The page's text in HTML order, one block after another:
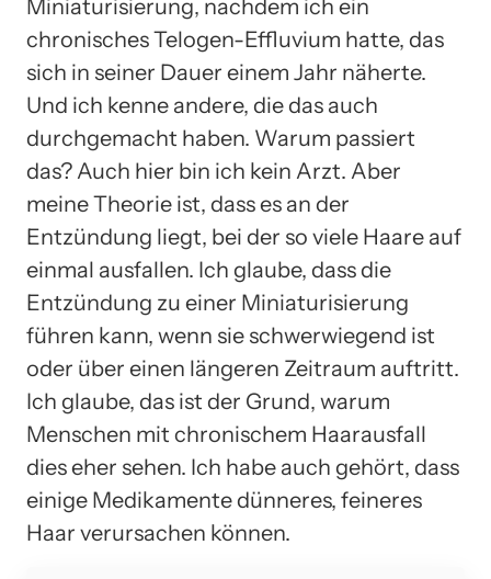
Miniaturisierung, nachdem ich ein
chronisches Telogen-Effluvium hatte, das
sich in seiner Dauer einem Jahr näherte.
Und ich kenne andere, die das auch
durchgemacht haben. Warum passiert
das? Auch hier bin ich kein Arzt. Aber
meine Theorie ist, dass es an der
Entzündung liegt, bei der so viele Haare auf
einmal ausfallen. Ich glaube, dass die
Entzündung zu einer Miniaturisierung
führen kann, wenn sie schwerwiegend ist
oder über einen längeren Zeitraum auftritt.
Ich glaube, das ist der Grund, warum
Menschen mit chronischem Haarausfall
dies eher sehen. Ich habe auch gehört, dass
einige Medikamente dünneres, feineres
Haar verursachen können.